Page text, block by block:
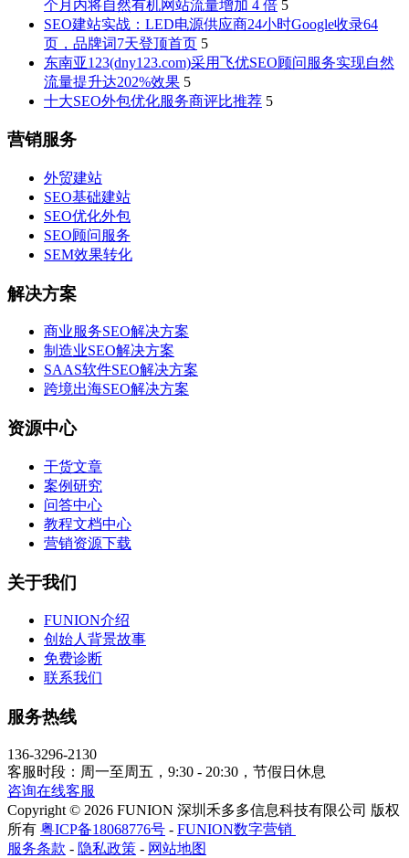
个月内将自然有机网站流量增加 4 倍 5
SEO建站实战：LED电源供应商24小时Google收录64
页，品牌词7天登顶首页 5
东南亚123(dny123.com)采用飞优SEO顾问服务实现自然
流量提升达202%效果 5
十大SEO外包优化服务商评比推荐 5
营销服务
外贸建站
SEO基础建站
SEO优化外包
SEO顾问服务
SEM效果转化
解决方案
商业服务SEO解决方案
制造业SEO解决方案
SAAS软件SEO解决方案
跨境出海SEO解决方案
资源中心
干货文章
案例研究
问答中心
教程文档中心
营销资源下载
关于我们
FUNION介绍
创始人背景故事
免费诊断
联系我们
服务热线
136-3296-2130
客服时段：周一至周五，9:30 - 20:30，节假日休息
咨询在线客服
Copyright © 2026 FUNION 深圳禾多多信息科技有限公司 版权
所有 粤ICP备18068776号 - FUNION数字营销
服务条款 - 隐私政策 - 网站地图